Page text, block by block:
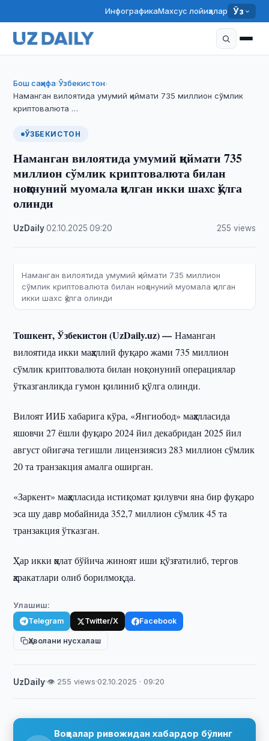
ИнфографикаМахсус лойиҳалар Ўз
Бош саҳифа›Ўзбекистон›
Наманган вилоятида умумий қиймати 735 миллион сўмлик
криптовалюта …
ЎЗБЕКИСТОН
Наманган вилоятида умумий қиймати 735
миллион сўмлик криптовалюта билан
ноқонуний муомала қилган икки шахс қўлга
олинди
UzDaily·02.10.2025 ·09:20 255 views
Наманган вилоятида умумий қиймати 735 миллион
сўмлик криптовалюта билан ноқонуний муомала қилган
икки шахс қўлга олинди
Тошкент, Ўзбекистон (UzDaily.uz) —Наманган
вилоятида икки маҳаллий фуқаро жами 735 миллион
сўмлик криптовалюта билан ноқонуний операциялар
ўтказганликда гумон қилиниб қўлга олинди.
Вилоят ИИБ хабарига кўра, «Янгиобод» маҳалласида
яшовчи 27 ёшли фуқаро 2024 йил декабридан 2025 йил
август ойигача тегишли лицензиясиз 283 миллион сўмлик
20 та транзакция амалга оширган.
«Заркент» маҳалласида истиқомат қилувчи яна бир фуқаро
эса шу давр мобайнида 352,7 миллион сўмлик 45 та
транзакция ўтказган.
Ҳар икки ҳолат бўйича жиноят иши қўзғатилиб, тергов
ҳаракатлари олиб борилмоқда.
Улашиш:
Telegram Twitter/X Facebook
Ҳаволани нусхалаш
UzDaily·👁 255 views·02.10.2025 · 09:20
Воқеалар ривожидан хабардор бўлинг